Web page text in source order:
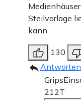
Steilvorlage
kann.
130
Antworten
212T